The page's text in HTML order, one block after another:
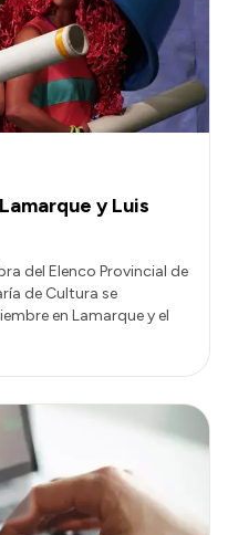
y Luis
del Elenco Provincial de
de Cultura se
en Lamarque y el